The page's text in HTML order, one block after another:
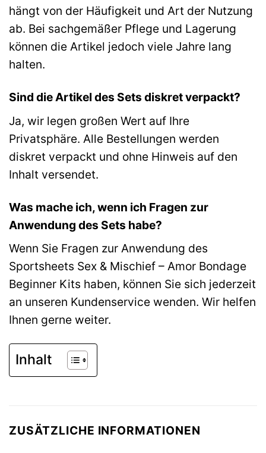
hängt von der Häufigkeit und Art der Nutzung
ab. Bei sachgemäßer Pflege und Lagerung
können die Artikel jedoch viele Jahre lang
halten.
Sind die Artikel des Sets diskret verpackt?
Ja, wir legen großen Wert auf Ihre
Privatsphäre. Alle Bestellungen werden
diskret verpackt und ohne Hinweis auf den
Inhalt versendet.
Was mache ich, wenn ich Fragen zur
Anwendung des Sets habe?
Wenn Sie Fragen zur Anwendung des
Sportsheets Sex & Mischief – Amor Bondage
Beginner Kits haben, können Sie sich jederzeit
an unseren Kundenservice wenden. Wir helfen
Ihnen gerne weiter.
Inhalt
ZUSÄTZLICHE INFORMATIONEN